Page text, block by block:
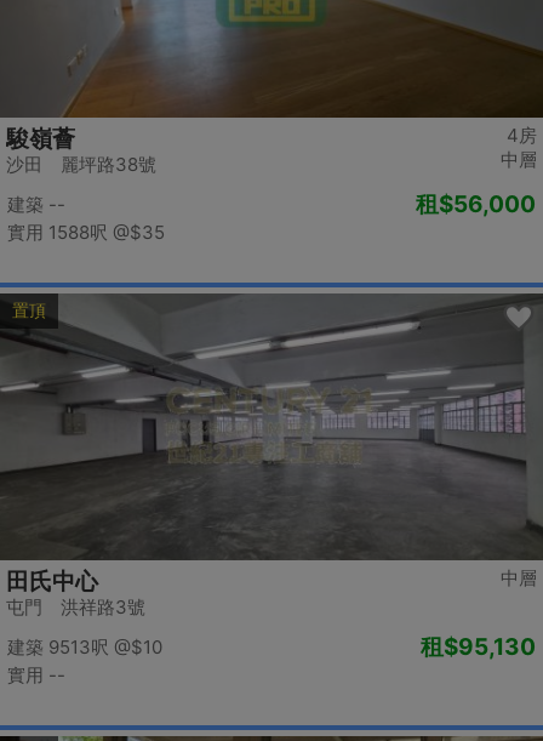
4房
中層
駿嶺薈
沙田 麗坪路38號
建築 --
實用 1588呎 @$35
租$56,000
置頂
中層
田氏中心
屯門 洪祥路3號
建築 9513呎 @$10
實用 --
租$95,130